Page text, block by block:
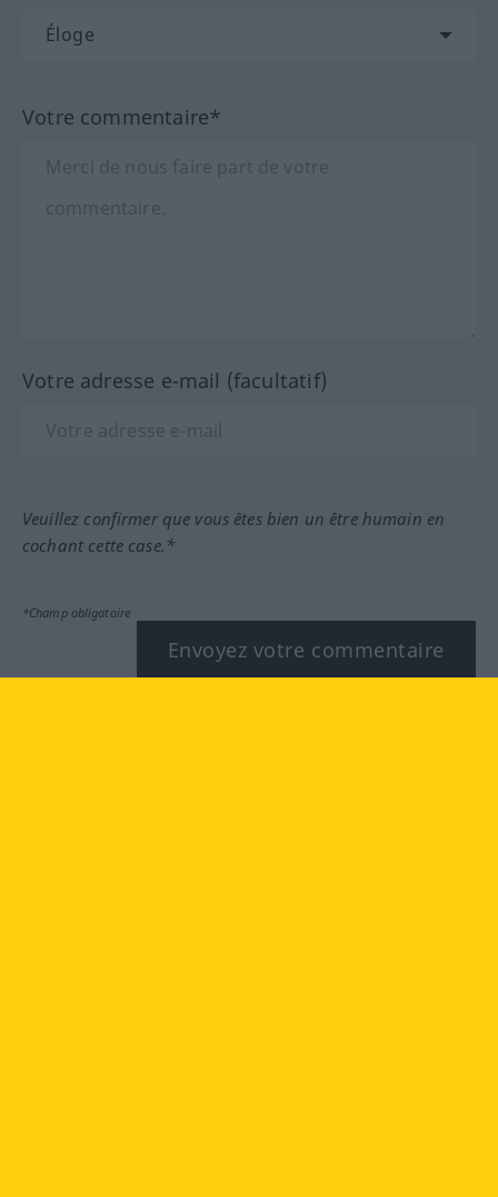
Votre commentaire*
Votre adresse e-mail (facultatif)
Veuillez confirmer que vous êtes bien un être humain en
cochant cette case.*
*Champ obligatoire
Envoyez votre commentaire